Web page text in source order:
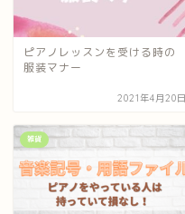
ピアノレッスンを受ける時の
服装マナー
2021年4月20日
雑貨